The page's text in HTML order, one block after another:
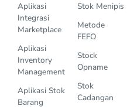
Aplikasi
Integrasi
Marketplace
Aplikasi
Inventory
Management
Aplikasi Stok
Barang
Stok Menipis
Metode
FEFO
Stock
Opname
Stok
Cadangan